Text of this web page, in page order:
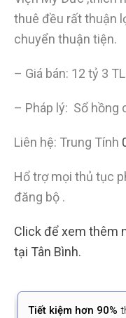
thuê đều rất thuận
chuyển thuận tiện.
– Giá bán: 12 tỷ 3
– Pháp lý: Sổ hồng
Liên hệ: Trung Tính
Hổ trợ mọi thủ tục
đăng bộ .
Click để xem thêm
tại Tân Bình.
Tiết kiệm hơn 90%